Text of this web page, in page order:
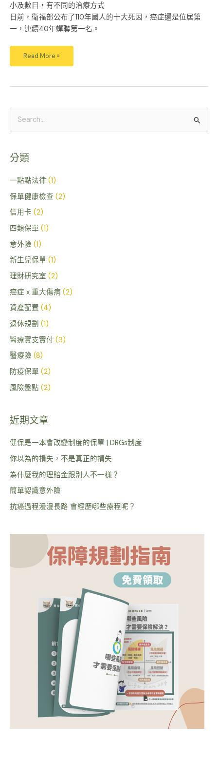
小及數目，有不同的治療方式
日前，衛福部公布了110年國人的十大死因，癌症還是位居第
一，連續40年蟬聯第一名。
Read More »
鍵
字
:
分類
一點點法律 (1)
保單健康檢查 (2)
信用卡 (2)
四類保單 (1)
意外險 (1)
新生兒保單 (1)
理財研究室 (2)
癌症 x 重大傷病 (2)
資產配置 (4)
退休規劃 (1)
醫療實支實付 (3)
醫療險 (8)
防疫保單 (2)
風險盤點 (2)
近期文章
健保是一本會改變制度的保單 | DRGs制度
你以為的損失，不是真正的損失
為什麼我的理賠金跟別人不一樣？
簡單認識意外險
抗癌過程漫漫長路 會經歷哪些療程呢？